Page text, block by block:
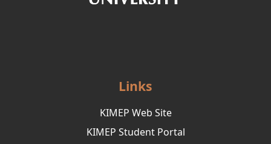
Links
KIMEP Web Site
KIMEP Student Portal